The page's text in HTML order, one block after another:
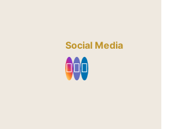
Social Media